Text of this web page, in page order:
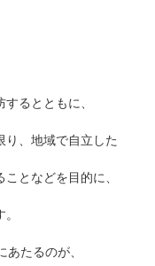
るとともに、
り、地域で自立した
となどを目的に、
たるのが、